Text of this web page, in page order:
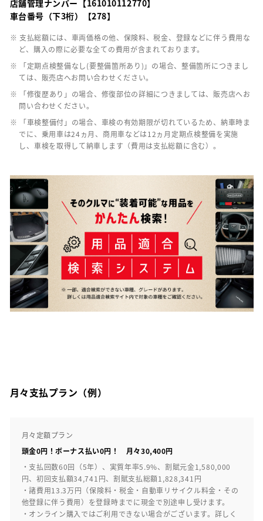
店舗管理ナンバー【161010112770】
車台番号（下3桁）【278】
※ 支払総額には、車両価格の他、保険料、税金、登録などに伴う費用な
ど、購入の際に必要な全ての費用が含まれております。
※ 「定期点検整備なし(要整備箇所あり)」の場合、整備箇所につきまし
ては、販売店へお問い合わせください。
※ 「修復歴あり」の場合、修復部位の詳細につきましては、販売店へお
問い合わせください。
※ 「車検整備付」の場合、車検の有効期限が切れているため、納車時ま
でに、乗用車は24ヵ月、商用車などは12ヵ月定期点検整備を実施
し、車検を取得して納車します（費用は支払総額に含む）。
月々支払プラン（例）
月々定額プラン
頭金0円！ボーナス払い0円！ 月々30,400円
・支払回数60回（5年）、実質年率5.9%、割賦元金1,580,000
円、初回支払額34,741円、割賦支払総額1,828,341円
・諸費用13.3万円（保険料・税金・自動車リサイクル料金・その
他登録に伴う費用）を登録時までに現金で別途申し受けます。
・オンライン購入ではご利用できない場合がございます。詳しく